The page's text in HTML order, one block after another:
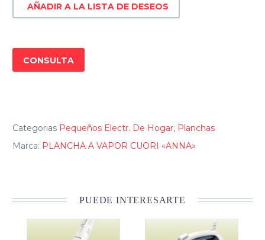
cantidad
AÑADIR A LA LISTA DE DESEOS
CONSULTA
Categorias Pequeños Electr. De Hogar, Planchas
Marca: PLANCHA A VAPOR CUORI «ANNA»
PUEDE INTERESARTE